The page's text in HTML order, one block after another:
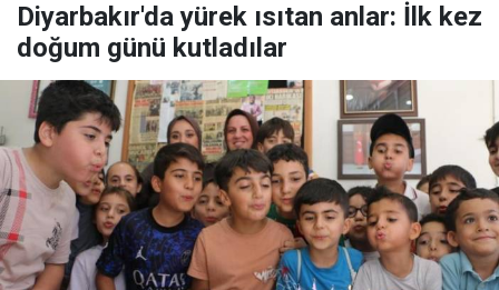
Diyarbakır'da yürek ısıtan anlar: İlk kez
doğum günü kutladılar